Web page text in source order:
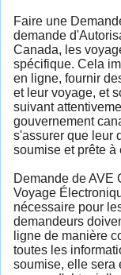
Faire une
demande
Canada, les
spécifique. Cela
en ligne, fournir
et leur voyage, et
suivant
gouvernement
s'assurer que leur
soumise et prête à
Demande de AVE
Voyage
nécessaire pour
demandeurs
ligne de manière
toutes les
soumise, elle sera